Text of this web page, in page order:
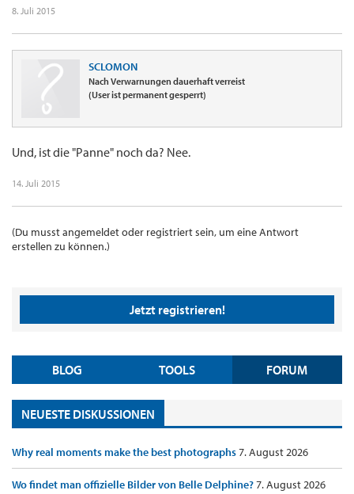
8. Juli 2015
SCLOMON
Nach Verwarnungen dauerhaft verreist
(User ist permanent gesperrt)
Und, ist die "Panne" noch da? Nee.
14. Juli 2015
(Du musst angemeldet oder registriert sein, um eine Antwort
erstellen zu können.)
Jetzt registrieren!
BLOG TOOLS FORUM
NEUESTE DISKUSSIONEN
Why real moments make the best photographs7. August 2026
Wo findet man offizielle Bilder von Belle Delphine?7. August 2026